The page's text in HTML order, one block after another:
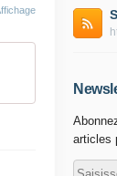
articles